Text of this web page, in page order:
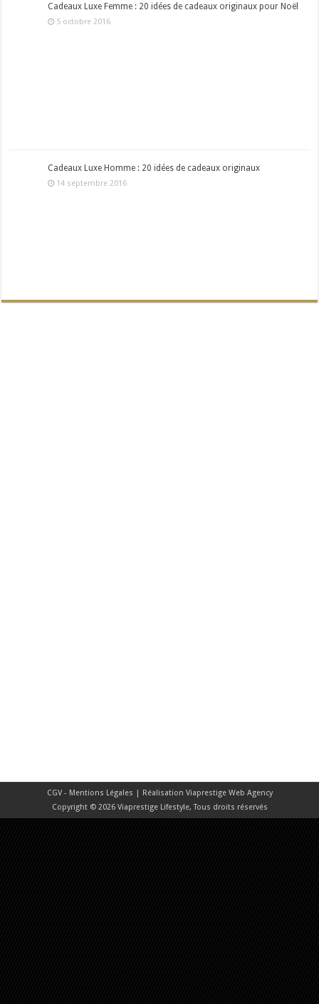
Cadeaux Luxe Femme : 20 idées de cadeaux originaux pour Noël
5 octobre 2016
Cadeaux Luxe Homme : 20 idées de cadeaux originaux
14 septembre 2016
CGV - Mentions Légales | Réalisation Viaprestige Web Agency
Copyright © 2026 Viaprestige Lifestyle, Tous droits réservés